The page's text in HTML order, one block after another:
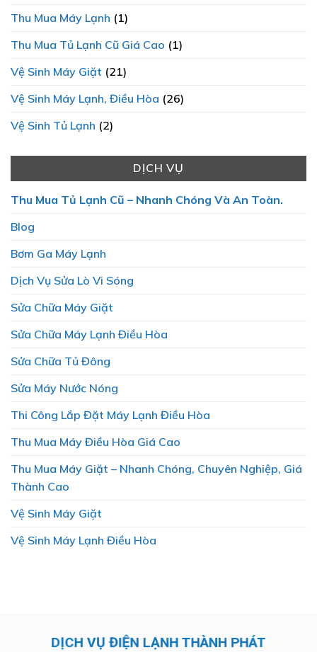
Thu Mua Máy Lạnh (1)
Thu Mua Tủ Lạnh Cũ Giá Cao (1)
Vệ Sinh Máy Giặt (21)
Vệ Sinh Máy Lạnh, Điều Hòa (26)
Vệ Sinh Tủ Lạnh (2)
DỊCH VỤ
Thu Mua Tủ Lạnh Cũ – Nhanh Chóng Và An Toàn.
Blog
Bơm Ga Máy Lạnh
Dịch Vụ Sửa Lò Vi Sóng
Sửa Chữa Máy Giặt
Sửa Chữa Máy Lạnh Điều Hòa
Sửa Chữa Tủ Đông
Sửa Máy Nước Nóng
Thi Công Lắp Đặt Máy Lạnh Điều Hòa
Thu Mua Máy Điều Hòa Giá Cao
Thu Mua Máy Giặt – Nhanh Chóng, Chuyên Nghiệp, Giá
Thành Cao
Vệ Sinh Máy Giặt
Vệ Sinh Máy Lạnh Điều Hòa
DỊCH VỤ ĐIỆN LẠNH THÀNH PHÁT